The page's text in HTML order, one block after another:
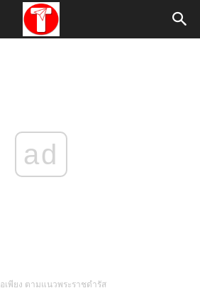
ad
เพียง ตามแนวพระราชดํารัส